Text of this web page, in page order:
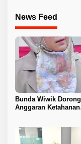
News Feed
Bunda Wiwik Dorong
Anggaran Ketahanan